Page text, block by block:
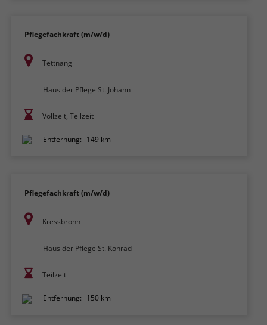
Pflegefachkraft (m/w/d)
Tettnang
Haus der Pflege St. Johann
Vollzeit, Teilzeit
Entfernung: 149 km
Pflegefachkraft (m/w/d)
Kressbronn
Haus der Pflege St. Konrad
Teilzeit
Entfernung: 150 km